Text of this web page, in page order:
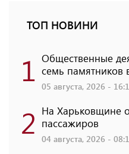
ТОП НОВИНИ
1 Общественные
семь памятников
05 августа, 2026 -
2 На Харьковщине
пассажиров
04 августа, 2026 -